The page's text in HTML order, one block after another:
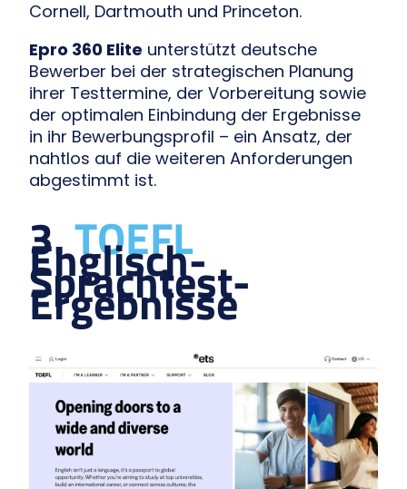
Cornell, Dartmouth und Princeton.
Epro 360 Elite unterstützt deutsche
Bewerber bei der strategischen Planung
ihrer Testtermine, der Vorbereitung sowie
der optimalen Einbindung der Ergebnisse
in ihr Bewerbungsprofil – ein Ansatz, der
nahtlos auf die weiteren Anforderungen
abgestimmt ist.
3.TOEFL
Englisch-
Sprachtest-
Ergebnisse